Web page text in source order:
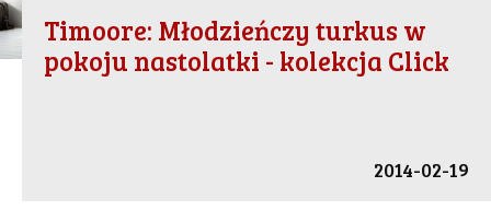
Timoore: Młodzieńczy turkus w
pokoju nastolatki - kolekcja Click
2014-02-19